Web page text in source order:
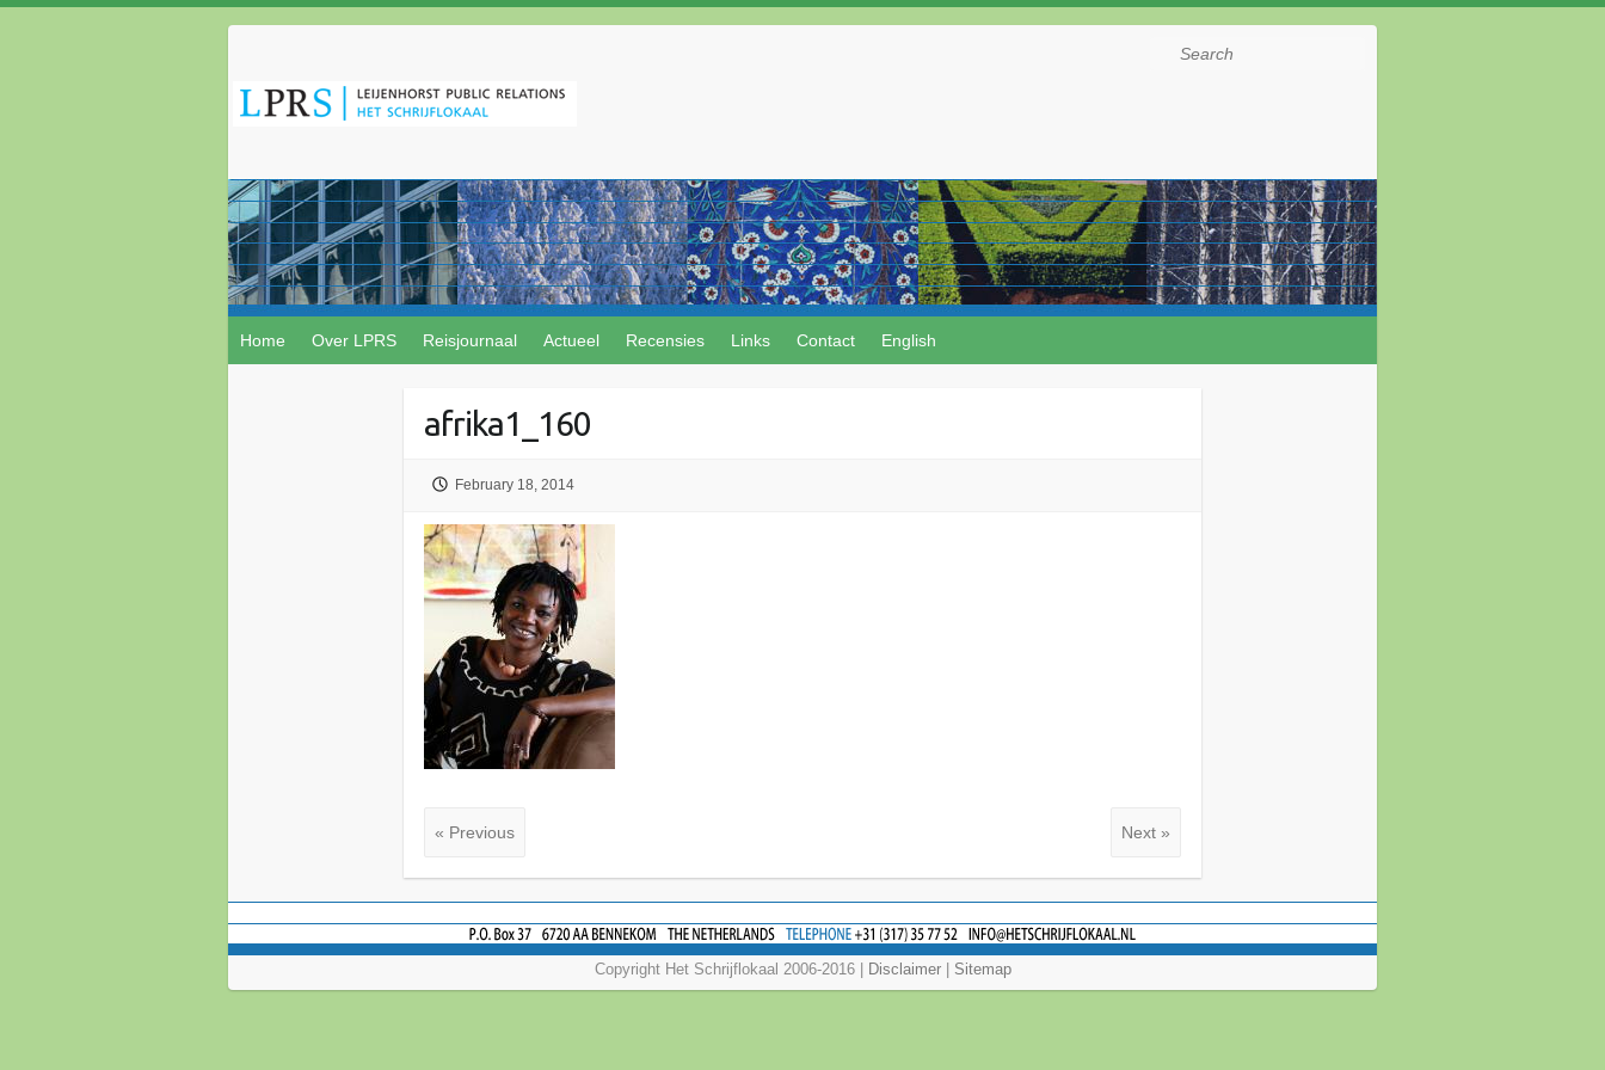
Search
Home Over LPRS Reisjournaal Actueel Recensies Links Contact English
afrika1_160
February 18, 2014
« Previous Next »
Copyright Het Schrijflokaal 2006-2016 | Disclaimer| Sitemap